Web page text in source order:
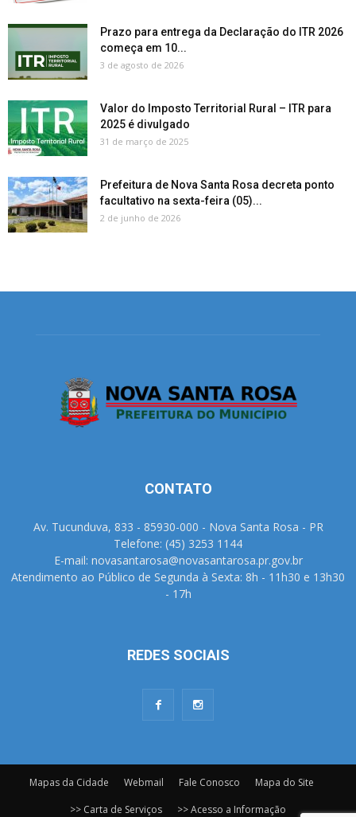
Prazo para entrega da Declaração do ITR 2026
começa em 10...
3 de agosto de 2026
Valor do Imposto Territorial Rural – ITR para
2025 é divulgado
31 de março de 2025
Prefeitura de Nova Santa Rosa decreta ponto
facultativo na sexta-feira (05)...
2 de junho de 2026
CONTATO
Av. Tucunduva, 833 - 85930-000 - Nova Santa Rosa - PR
Telefone: (45) 3253 1144
E-mail: novasantarosa@novasantarosa.pr.gov.br
Atendimento ao Público de Segunda à Sexta: 8h - 11h30 e 13h30
- 17h
REDES SOCIAIS
Mapas da Cidade Webmail Fale Conosco
Mapa do Site
>> Carta de Serviços
>> Acesso a Informação